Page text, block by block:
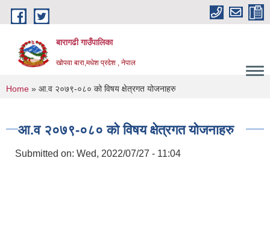
Skip to main content
बारागढी गाउँपालिका
खोपवा बारा,मधेश प्रदेश , नेपाल
You are here
Home » आ.व २०७९-०८० को विषय क्षेत्रगत योजनाहरु
आ.व २०७९-०८० को विषय क्षेत्रगत योजनाहरु
Submitted on: Wed, 2022/07/27 - 11:04